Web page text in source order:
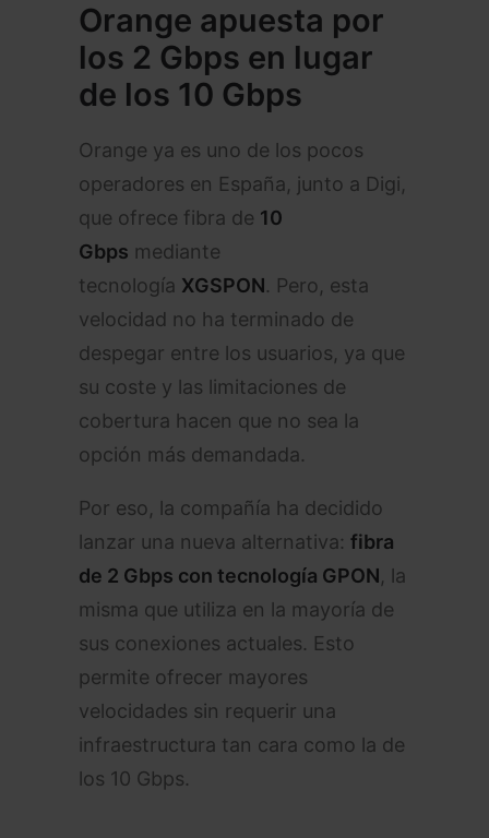
Orange apuesta por
los 2 Gbps en lugar
de los 10 Gbps
Orange ya es uno de los pocos
operadores en España, junto a Digi,
que ofrece fibra de 10
Gbps mediante
tecnología XGSPON. Pero, esta
velocidad no ha terminado de
despegar entre los usuarios, ya que
su coste y las limitaciones de
cobertura hacen que no sea la
opción más demandada.
Por eso, la compañía ha decidido
lanzar una nueva alternativa: fibra
de 2 Gbps con tecnología GPON, la
misma que utiliza en la mayoría de
sus conexiones actuales. Esto
permite ofrecer mayores
velocidades sin requerir una
infraestructura tan cara como la de
los 10 Gbps.